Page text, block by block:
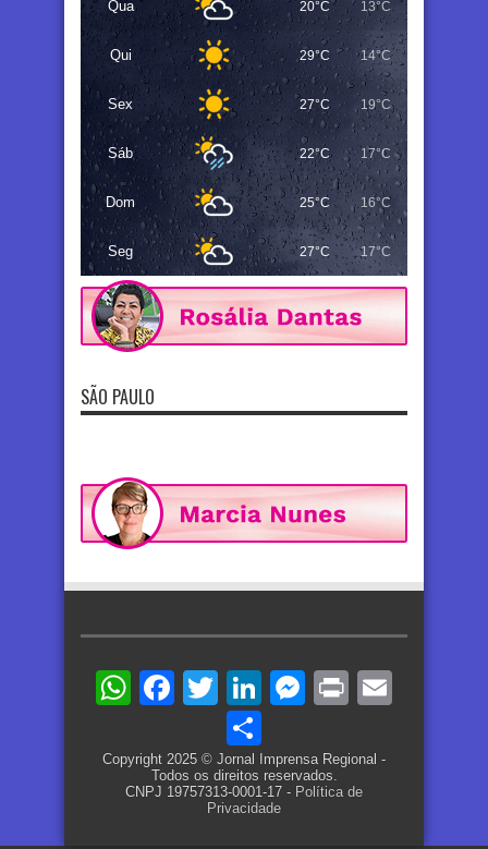
Qua 20°C 13°C
Qui 29°C 14°C
Sex 27°C 19°C
Sáb 22°C 17°C
Dom 25°C 16°C
Seg 27°C 17°C
SÃO PAULO
WhatsApp
Facebook
TwitterLinkedIn
Messenger
Print
Copyright 2025 © Jornal Imprensa Regional -
Todos os direitos reservados.
CNPJ 19757313-0001-17 - Política de
Privacidade